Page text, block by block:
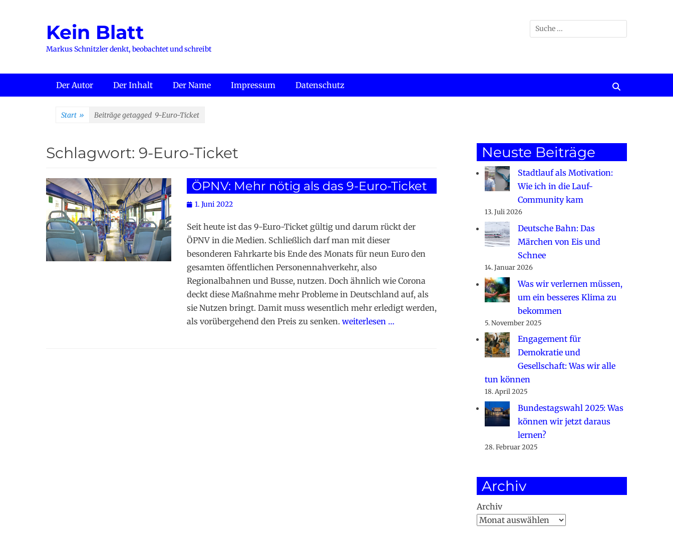
Kein Blatt
Markus Schnitzler denkt, beobachtet und schreibt
Suchen
nach:
Primäres Menü
Der Autor Der Inhalt Der Name Impressum Datenschutz
Start » Beiträge getagged 9-Euro-Ticket
Schlagwort: 9-Euro-Ticket
ÖPNV: Mehr nötig als das 9-Euro-Ticket
Posted
1. Juni 2022
Seit heute ist das 9-Euro-Ticket gültig und darum rückt der
ÖPNV in die Medien. Schließlich darf man mit dieser
besonderen Fahrkarte bis Ende des Monats für neun Euro den
gesamten öffentlichen Personennahverkehr, also
Regionalbahnen und Busse, nutzen. Doch ähnlich wie Corona
deckt diese Maßnahme mehr Probleme in Deutschland auf, als
sie Nutzen bringt. Damit muss wesentlich mehr erledigt werden,
als vorübergehend den Preis zu senken. weiterlesen …
Neuste Beiträge
Stadtlauf als Motivation:
Wie ich in die Lauf-
Community kam
13. Juli 2026
Deutsche Bahn: Das
Märchen von Eis und
Schnee
14. Januar 2026
Was wir verlernen müssen,
um ein besseres Klima zu
bekommen
5. November 2025
Engagement für
Demokratie und
Gesellschaft: Was wir alle
tun können
18. April 2025
Bundestagswahl 2025: Was
können wir jetzt daraus
lernen?
28. Februar 2025
Archiv
Archiv